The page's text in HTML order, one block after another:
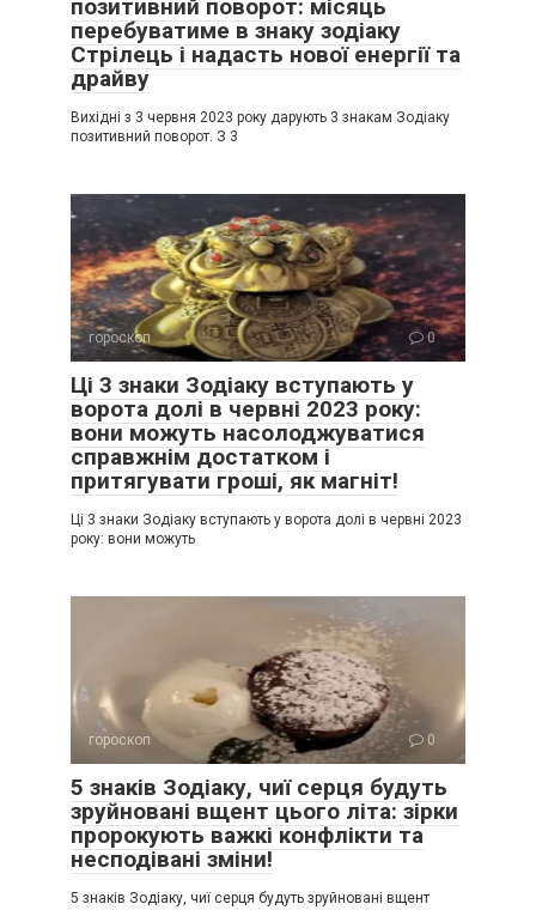
позитивний поворот: місяць
перебуватиме в знаку зодіаку
Стрілець і надасть нової енергії та
драйву
Вихідні з 3 червня 2023 року дарують 3 знакам Зодіаку
позитивний поворот. З 3
гороскоп 0
Ці 3 знаки Зодіаку вступають у
ворота долі в червні 2023 року:
вони можуть насолоджуватися
справжнім достатком і
притягувати гроші, як магніт!
Ці 3 знаки Зодіаку вступають у ворота долі в червні 2023
року: вони можуть
гороскоп 0
5 знаків Зодіаку, чиї серця будуть
зруйновані вщент цього літа: зірки
пророкують важкі конфлікти та
несподівані зміни!
5 знаків Зодіаку, чиї серця будуть зруйновані вщент